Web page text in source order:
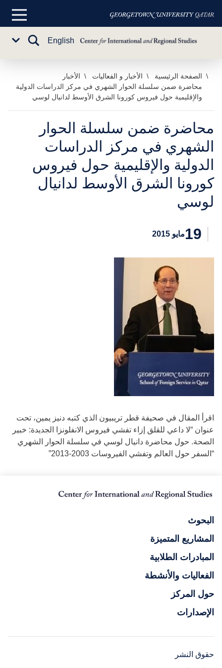
تخطي
المحتوى
الرئيسي
القائمة
English
تبديل
الصفحة الرئيسية الأخبار و الفعاليات
الأخبار
محاضرة ضمن سلسلة الحوار الشهري في مركز الدراسات الدولية
والإقليمية حول فيروس كورونا الشرق الأوسط لدانيال لوسي
محاضرة ضمن سلسلة الحوار
الشهري في مركز الدراسات
الدولية والإقليمية حول فيروس
كورونا الشرق الأوسط لدانيال
لوسي
19مايو 2015
اقرأ المقال في صحيفة قطر تريبيون الذي كتبه دنيز يمين، تحت
عنوان “لا داعي للقلق إزاء تفشي فيروس الانفلونزا الجديدة: خبير
الصحة. حول محاضرة دانيال لوسي في سلسلة الحوار الشهري
“السفر حول العالم وتفشي الفيروسات 2003-2013”
البحوث
المشاريع المتميزة
المبادرات الطلابية
الفعاليات والأنشطة
حول المركز
الإصدارات
حقوق النشر